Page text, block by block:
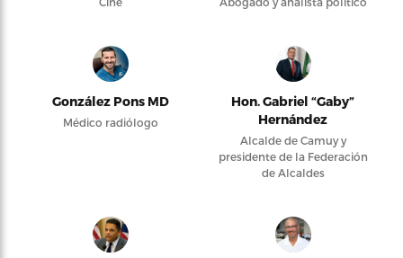
González Pons MD
Médico radiólogo
Hon. Gabriel “Gaby”
Hernández
Alcalde de Camuy y
presidente de la Federación
de Alcaldes